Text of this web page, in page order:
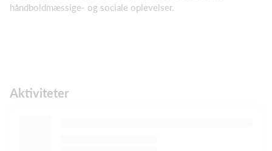
håndboldmæssige- og sociale oplevelser.
Aktiviteter